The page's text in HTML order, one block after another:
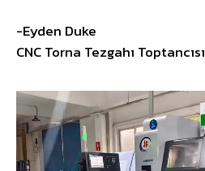
-Eyden Duke
CNC Torna Tezgahı Toptancısı